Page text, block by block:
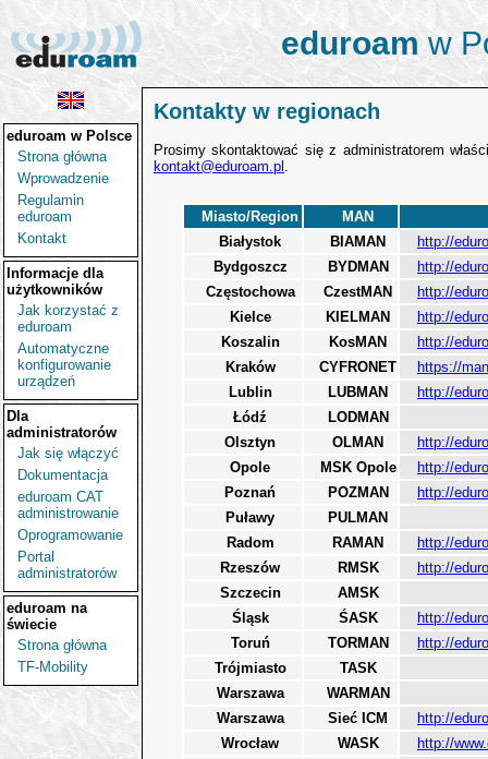
eduroamw
eduroam w Polsce
Strona główna
Wprowadzenie
Regulamin
eduroam
Kontakt
Informacje dla
użytkowników
Jak korzystać z
eduroam
Automatyczne
konfigurowanie
urządzeń
Dla
administratorów
Jak się włączyć
Dokumentacja
eduroam CAT
administrowanie
Oprogramowanie
Portal
administratorów
eduroam na
świecie
Strona główna
TF-Mobility
Kontakty w regionach
Prosimy skontaktować się z administratorem
kontakt@eduroam.pl .
Miasto/Region
MAN
Białystok
BIAMAN
http://
Bydgoszcz
BYDMAN
http://
Częstochowa
CzestMAN
http://
Kielce
KIELMAN
http://
Koszalin
KosMAN
http://
Kraków
CYFRONET
https://
Lublin
LUBMAN
http://
Łódź
LODMAN
Olsztyn
OLMAN
http://
Opole
MSK Opole
http://
Poznań
POZMAN
http://
Puławy
PULMAN
Radom
RAMAN
http://
Rzeszów
RMSK
http://
Szczecin
AMSK
Śląsk
ŚASK
http://
Toruń
TORMAN
http://
Trójmiasto
TASK
Warszawa
WARMAN
Warszawa
Sieć ICM
http://
Wrocław
WASK
http://